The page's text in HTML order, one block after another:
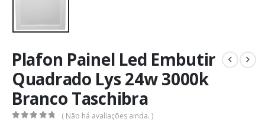
Plafon Painel Led Embutir
Quadrado Lys 24w 3000k
Branco Taschibra
( Não há avaliações ainda. )